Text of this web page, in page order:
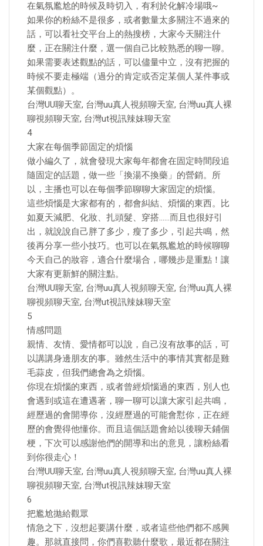
在氣氛尷尬的時候及時切入，有利於化解冷場哦~
如果你的粉絲不是很多，或者數量太多關注不過來的
話，可以看社交平台上的熱搜榜，大家今天關注什
麼，正在關注什麼，選一個自己比較熟悉的聊一聊。
如果需要表述觀點的話，可以儘量中立，沒有把握的
時候不要走極端（過分的肯定或否定某個人某件事或
某個觀點）。
台灣UU聊天室, 台灣uu真人視頻聊天室, 台灣uu真人裸
聊視頻聊天室, 台灣ut視訊辣妹聊天室
4
大家在每個季節固定的煩惱
做小編久了，就會發現大家每年都會在固定時間段追
隨固定的話題，做一些「換湯不換藥」的營銷。所
以，主播也可以在每個季節聊聊大家固定的煩惱。
這些煩惱是大家都有的，都會糾結、煩惱的東西。比
如夏天減肥、化妝、扎頭髮、穿搭……而且也很好引
出，就說說自己胖了多少，瘦了多少，引起共鳴，然
後再分享一些小技巧。也可以在氣氛尷尬的時候聊聊
今天自己的妝容，適合什麼場合，哪幾步是重點！讓
大家有更新鮮的關注點。
台灣UU聊天室, 台灣uu真人視頻聊天室, 台灣uu真人裸
聊視頻聊天室, 台灣ut視訊辣妹聊天室
5
情感問題
親情、友情、愛情都可以說，自己沒有故事的話，可
以講講身邊朋友的事。雖然生活中的事情其實都是雞
毛蒜皮，但我們總會為之煩惱。
你現在煩惱的東西，或者曾經煩惱過的東西，別人也
會遇到或這在遭遇著，聊一聊可以讓大家引起共鳴，
經歷過的會開導你，沒經歷過的可能會懟你，正在經
歷的會覺得他懂你。而且這個話題會給以後聊天鋪個
梗，下次可以感謝他們的開導和出的意見，讓粉絲看
到你很走心！
台灣UU聊天室, 台灣uu真人視頻聊天室, 台灣uu真人裸
聊視頻聊天室, 台灣ut視訊辣妹聊天室
6
把尷尬拋給觀眾
情急之下，沒想起要講什麼，或者這些他們都不感興
趣。那就直接問，你們喜歡聽什麼歌，最近都在關注